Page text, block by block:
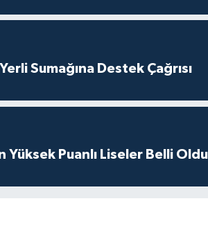
Sumağına Destek Çağrısı
Yüksek Puanlı Liseler Belli Oldu